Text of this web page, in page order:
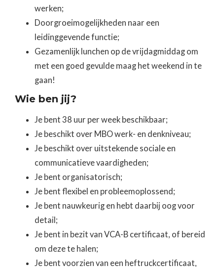
werken;
Doorgroeimogelijkheden naar een
leidinggevende functie;
Gezamenlijk lunchen op de vrijdagmiddag om
met een goed gevulde maag het weekend in te
gaan!
Wie ben jij?
Je bent 38 uur per week beschikbaar;
Je beschikt over MBO werk- en denkniveau;
Je beschikt over uitstekende sociale en
communicatieve vaardigheden;
Je bent organisatorisch;
Je bent flexibel en probleemoplossend;
Je bent nauwkeurig en hebt daarbij oog voor
detail;
Je bent in bezit van VCA-B certificaat, of bereid
om deze te halen;
Je bent voorzien van een heftruckcertificaat,